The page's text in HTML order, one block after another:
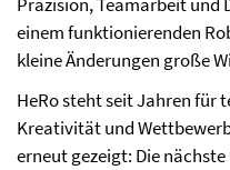
einem funktionierenden
kleine Änderungen große
HeRo steht seit Jahren für
Kreativität und
erneut gezeigt: Die